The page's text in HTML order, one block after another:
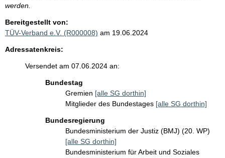
werden.
Bereitgestellt von:
TÜV-Verband e.V. (R000008) am 19.06.2024
Adressatenkreis:
Versendet am 07.06.2024 an:
Bundestag
Gremien [alle SG dorthin]
Mitglieder des Bundestages [alle SG dorthin]
Bundesregierung
Bundesministerium der Justiz (BMJ) (20. WP)
[alle SG dorthin]
Bundesministerium für Arbeit und Soziales